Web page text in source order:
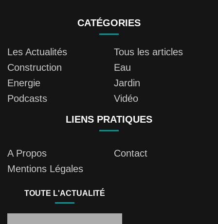
CATÉGORIES
Les Actualités
Tous les articles
Construction
Eau
Energie
Jardin
Podcasts
Vidéo
LIENS PRATIQUES
A Propos
Contact
Mentions Légales
TOUTE L'ACTUALITÉ